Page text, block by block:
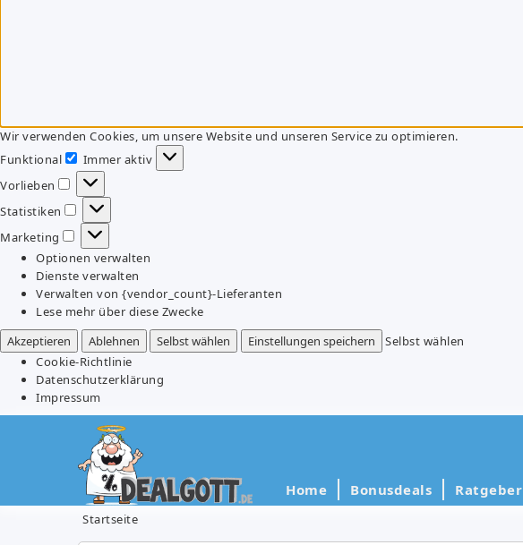
Wir verwenden Cookies, um unsere Website und unseren Service zu optimieren.
Funktional
Funktional
Immer aktiv
Vorlieben
Vorlieben
Statistiken
Statistiken
Marketing
Marketing
Optionen verwalten
Dienste verwalten
Verwalten von {vendor_count}-Lieferanten
Lese mehr über diese Zwecke
Akzeptieren
Ablehnen Selbst wählen Einstellungen speichern
Selbst wählen
Cookie-Richtlinie
Datenschutzerklärung
Impressum
Home Bonusdeals Ratgeber
Startseite